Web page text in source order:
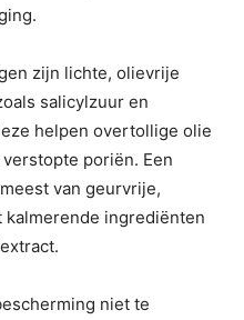
zijn lichte, olievrije
salicylzuur en
helpen overtollige olie
poriën. Een
van geurvrije,
ingrediënten
niet te